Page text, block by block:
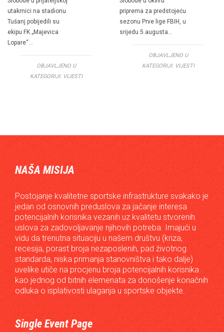
utakmici na stadionu
Tušanj pobijedili su
ekipu FK „Majevica
Lopare“…
OBJAVLJENO U
KATEGORIJI: VIJESTI
priprema za predstojeću
sezonu Prve lige FBIH, u
srijedu 5.augusta…
OBJAVLJENO U
KATEGORIJI: VIJESTI
NAŠA MISIJA
Postojanje kvalitetne sportske infrastrukture svakako je
jedan od osnovnih preduslova za jačanje interesa
potencijalnih korisnika vezanih uz kvalitetu stvorenih
uslova za zadovoljavanje njihovih potreba. Imajući u
vidu da trenutna situaciju u našem društvu (kriza,
recesija, porast broja nezaposlenih, pad životnog
standarda, niska primanja stanovništva i tako dalje)
uvelike utiče na procjenu broja potencijalnih korisnika
kao jednog od bitnih elemenata za donošenje konačnih
odluka o isplativosti ulaganja u sportske objekte.
Single Event Page